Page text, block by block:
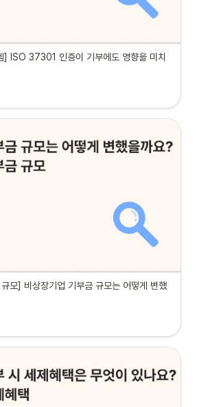
] ISO 37301 인증이 기부에도 영향을 미치
모] 비상장기업 기부금 규모는 어떻게 변했